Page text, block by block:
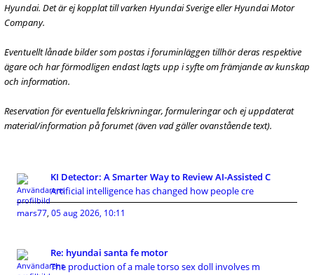
Hyundai. Det är ej kopplat till varken Hyundai Sverige eller Hyundai Motor
Company.
Eventuellt lånade bilder som postas i foruminläggen tillhör deras respektive
ägare och har förmodligen endast lagts upp i syfte om främjande av kunskap
och information.
Reservation för eventuella felskrivningar, formuleringar och ej uppdaterat
material/information på forumet (även vad gäller ovanstående text).
KI Detector: A Smarter Way to Review AI-Assisted C
Artificial intelligence has changed how people cre
mars77, 05 aug 2026, 10:11
Re: hyundai santa fe motor
The production of a male torso sex doll involves m